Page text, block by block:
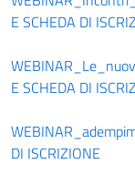
E SCHEDA DI
E SCHEDA DI
DI ISCRIZIONE